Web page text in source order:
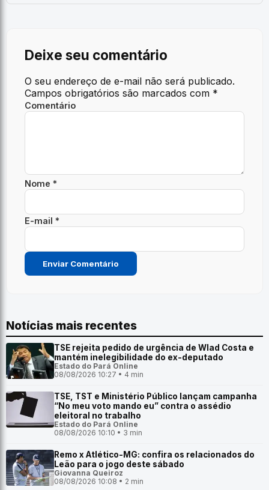
Deixe seu comentário
O seu endereço de e-mail não será publicado.
Campos obrigatórios são marcados com *
Comentário
Nome *
E-mail *
Notícias mais recentes
TSE rejeita pedido de urgência de Wlad Costa e
mantém inelegibilidade do ex-deputado
Estado do Pará Online
08/08/2026 10:27 • 4 min
TSE, TST e Ministério Público lançam campanha
“No meu voto mando eu” contra o assédio
eleitoral no trabalho
Estado do Pará Online
08/08/2026 10:10 • 3 min
Remo x Atlético-MG: confira os relacionados do
Leão para o jogo deste sábado
Giovanna Queiroz
08/08/2026 10:08 • 2 min